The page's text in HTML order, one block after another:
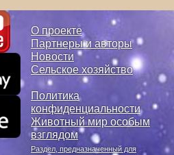
О проекте
Партнеры и авторы
Новости
Сельское хозяйство
Политика
конфиденциальности
Животный мир особым
взглядом
Раздел, предназначенный для